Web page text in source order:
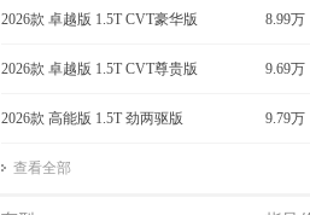
2026款 卓越版 1.5T CVT豪华版 8.99万
2026款 卓越版 1.5T CVT尊贵版 9.69万
2026款 高能版 1.5T 劲两驱版 9.79万
查看全部